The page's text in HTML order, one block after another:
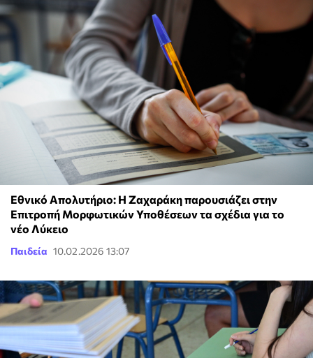
Εθνικό Απολυτήριο: Η Ζαχαράκη παρουσιάζει στην
Επιτροπή Μορφωτικών Υποθέσεων τα σχέδια για το
νέο Λύκειο
Παιδεία 10.02.2026 13:07